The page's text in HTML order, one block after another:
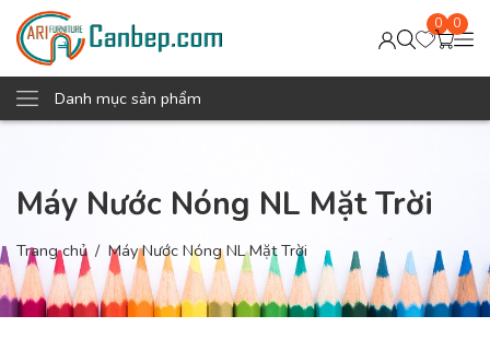
0 0
Danh mục sản phẩm
Máy Nước Nóng NL Mặt Trời
Trang chủ Máy Nước Nóng NL Mặt Trời